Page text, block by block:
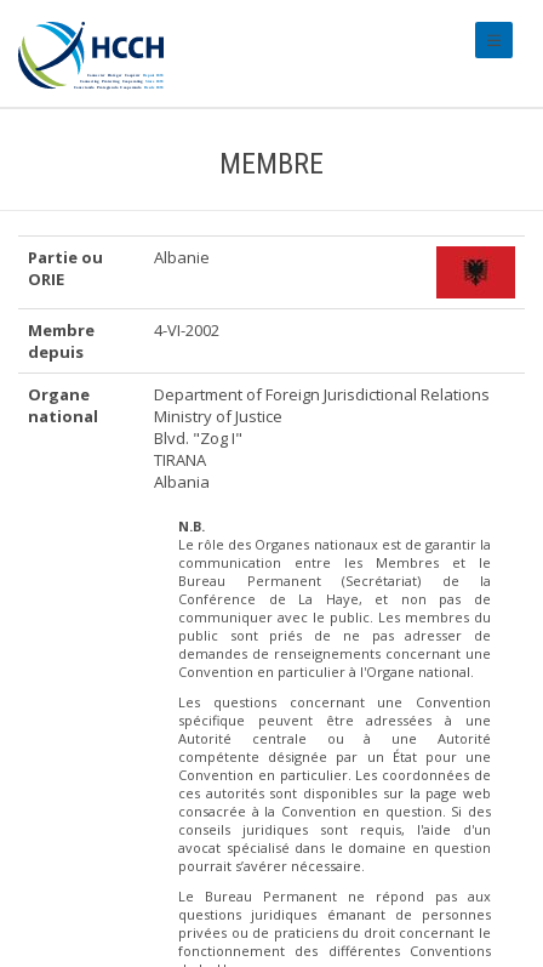
MEMBRE
Partie ou
ORIE
Albanie
Membre
depuis
4-VI-2002
Organe
national
Department of Foreign Jurisdictional Relations
Ministry of Justice
Blvd. "Zog I"
TIRANA
Albania
N.B.
Le rôle des Organes nationaux est de garantir la
communication entre les Membres et le
Bureau Permanent (Secrétariat) de la
Conférence de La Haye, et non pas de
communiquer avec le public. Les membres du
public sont priés de ne pas adresser de
demandes de renseignements concernant une
Convention en particulier à l'Organe national.
Les questions concernant une Convention
spécifique peuvent être adressées à une
Autorité centrale ou à une Autorité
compétente désignée par un État pour une
Convention en particulier. Les coordonnées de
ces autorités sont disponibles sur la page web
consacrée à la Convention en question. Si des
conseils juridiques sont requis, l'aide d'un
avocat spécialisé dans le domaine en question
pourrait s’avérer nécessaire.
Le Bureau Permanent ne répond pas aux
questions juridiques émanant de personnes
privées ou de praticiens du droit concernant le
fonctionnement des différentes Conventions